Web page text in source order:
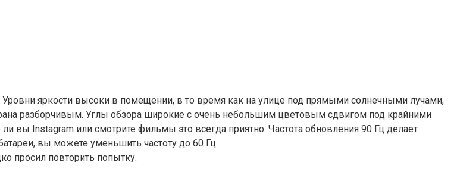
яркости высоки в помещении, в то время как на улице под прямыми солнечными лучами,
разборчивым. Углы обзора широкие с очень небольшим цветовым сдвигом под крайними
вы Instagram или смотрите фильмы это всегда приятно. Частота обновления 90 Гц делает
вы можете уменьшить частоту до 60 Гц.
просил повторить попытку.